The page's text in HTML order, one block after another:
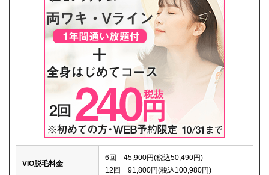
VIO脱毛料金
6回 45,900円(税込50,490円)
12回 91,800円(税込100,980円)